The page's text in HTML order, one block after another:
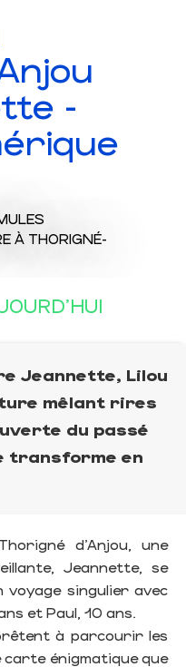
-
À THORIGNÉ-
Jeannette, Lilou
mêlant rires
du passé
transforme en
d'Anjou, une
Jeannette, se
singulier avec
et Paul, 10 ans.
à parcourir les
carte énigmatique que